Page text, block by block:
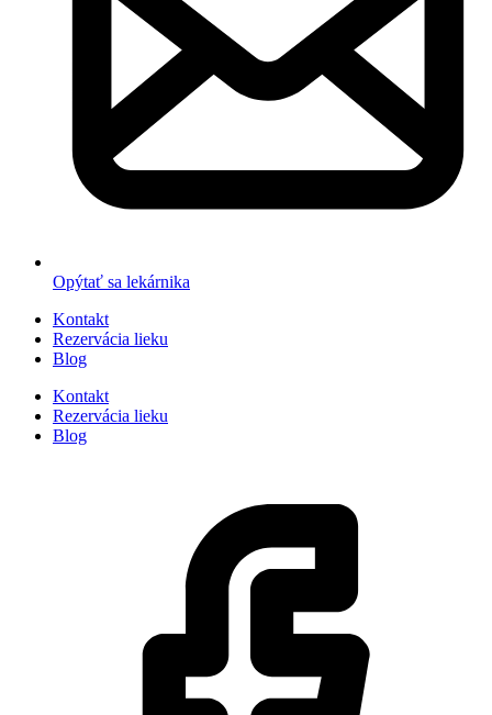
Opýtať sa lekárnika
Kontakt
Rezervácia lieku
Blog
Kontakt
Rezervácia lieku
Blog